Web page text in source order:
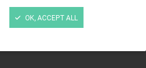
OK, ACCEPT ALL